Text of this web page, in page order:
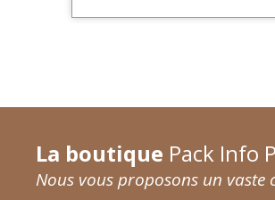
La boutique Pack Info
Nous vous proposons un vaste